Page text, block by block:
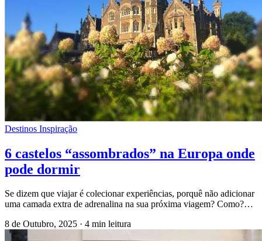
Destinos Inspiração
6 castelos “assombrados” na Europa onde
pode dormir
Se dizem que viajar é colecionar experiências, porquê não adicionar
uma camada extra de adrenalina na sua próxima viagem? Como?…
8 de Outubro, 2025 · 4 min leitura